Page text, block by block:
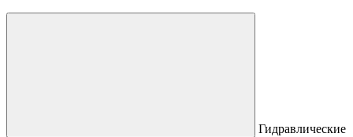
Гидравлические